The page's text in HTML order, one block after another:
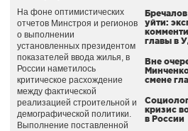
На фоне оптимистических
отчетов Минстроя и регионов
о выполнении
установленных президентом
показателей ввода жилья, в
России наметилось
критическое расхождение
между фактической
реализацией строительной и
демографической политики.
Выполнение поставленной
уйти:
главы в
Вне
смене
кризис
в России